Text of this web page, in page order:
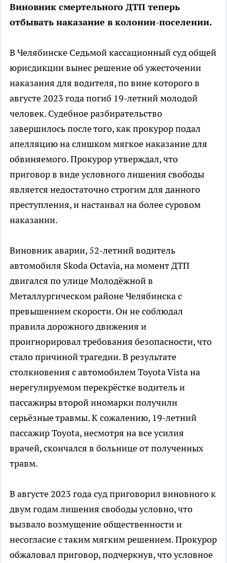
Виновник смертельного ДТП теперь
отбывать наказание в колонии-поселении.
В Челябинске Седьмой кассационный суд общей
юрисдикции вынес решение об ужесточении
наказания для водителя, по вине которого в
августе 2023 года погиб 19-летний молодой
человек. Судебное разбирательство
завершилось после того, как прокурор подал
апелляцию на слишком мягкое наказание для
обвиняемого. Прокурор утверждал, что
приговор в виде условного лишения свободы
является недостаточно строгим для данного
преступления, и настаивал на более суровом
наказании.
Виновник аварии, 52-летний водитель
автомобиля Skoda Octavia, на момент ДТП
двигался по улице Молодёжной в
Металлургическом районе Челябинска с
превышением скорости. Он не соблюдал
правила дорожного движения и
проигнорировал требования безопасности, что
стало причиной трагедии. В результате
столкновения с автомобилем Toyota Vista на
нерегулируемом перекрёстке водитель и
пассажиры второй иномарки получили
серьёзные травмы. К сожалению, 19-летний
пассажир Toyota, несмотря на все усилия
врачей, скончался в больнице от полученных
травм.
В августе 2023 года суд приговорил виновного к
двум годам лишения свободы условно, что
вызвало возмущение общественности и
несогласие с таким мягким решением. Прокурор
обжаловал приговор, подчеркнув, что условное